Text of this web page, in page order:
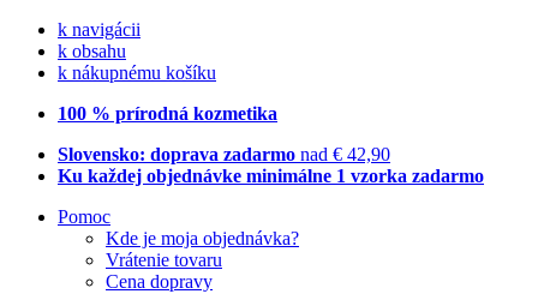
k navigácii
k obsahu
k nákupnému košíku
100 % prírodná kozmetika
Slovensko: doprava zadarmo nad € 42,90
Ku každej objednávke minimálne 1 vzorka zadarmo
Pomoc
Kde je moja objednávka?
Vrátenie tovaru
Cena dopravy